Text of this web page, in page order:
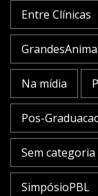
Entre Clínicas
Na mídia
Pos-
Sem categoria
SimpósioPBL